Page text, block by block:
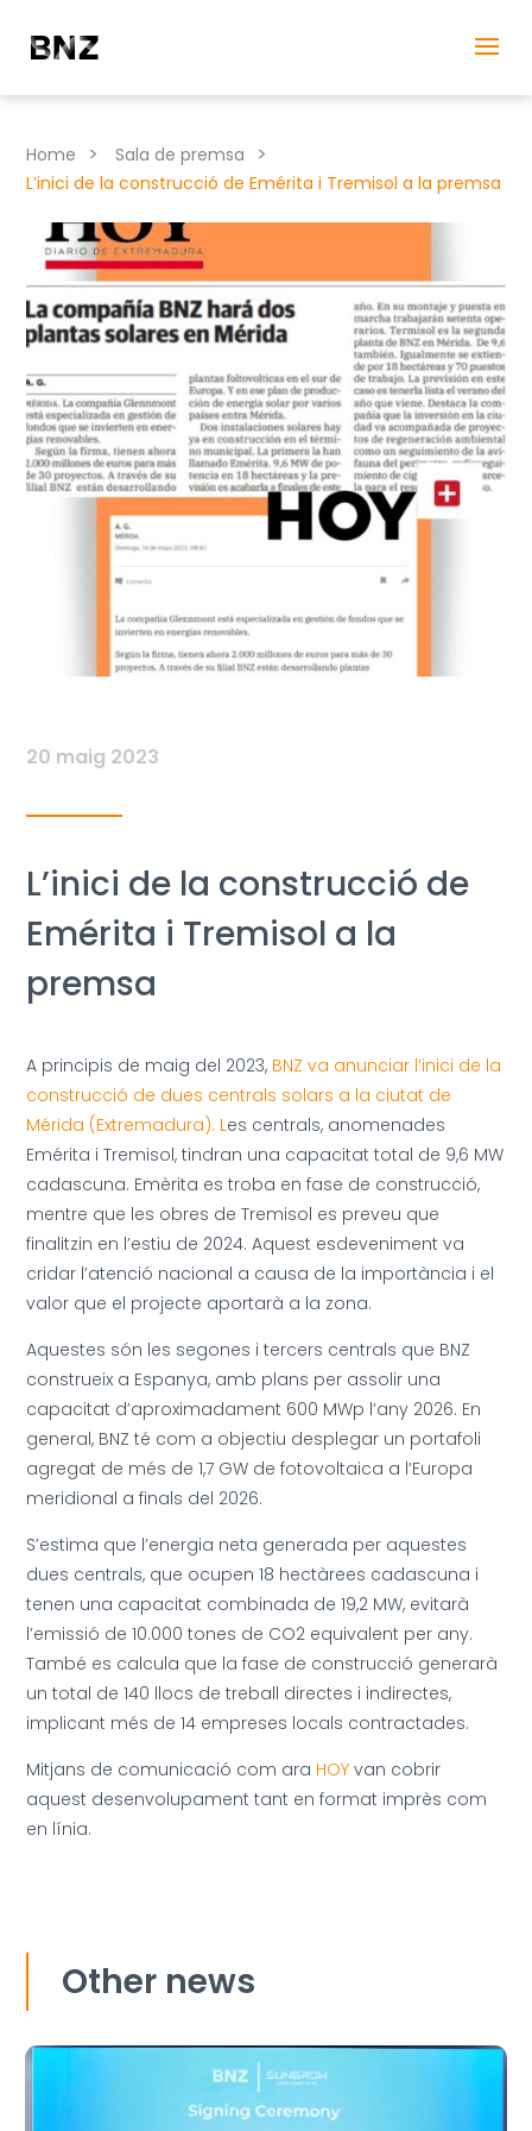
Home > Sala de premsa >
L’inici de la construcció de Emérita i Tremisol a la premsa
20 maig 2023
L’inici de la construcció de
Emérita i Tremisol a la
premsa
A principis de maig del 2023, BNZ va anunciar l’inici de la
construcció de dues centrals solars a la ciutat de
Mérida (Extremadura). Les centrals, anomenades
Emérita i Tremisol, tindran una capacitat total de 9,6 MW
cadascuna. Emèrita es troba en fase de construcció,
mentre que les obres de Tremisol es preveu que
finalitzin en l’estiu de 2024. Aquest esdeveniment va
cridar l’atenció nacional a causa de la importància i el
valor que el projecte aportarà a la zona.
Aquestes són les segones i tercers centrals que BNZ
construeix a Espanya, amb plans per assolir una
capacitat d’aproximadament 600 MWp l’any 2026. En
general, BNZ té com a objectiu desplegar un portafoli
agregat de més de 1,7 GW de fotovoltaica a l’Europa
meridional a finals del 2026.
S’estima que l’energia neta generada per aquestes
dues centrals, que ocupen 18 hectàrees cadascuna i
tenen una capacitat combinada de 19,2 MW, evitarà
l’emissió de 10.000 tones de CO2 equivalent per any.
També es calcula que la fase de construcció generarà
un total de 140 llocs de treball directes i indirectes,
implicant més de 14 empreses locals contractades.
Mitjans de comunicació com ara HOY van cobrir
aquest desenvolupament tant en format imprès com
en línia.
Other news